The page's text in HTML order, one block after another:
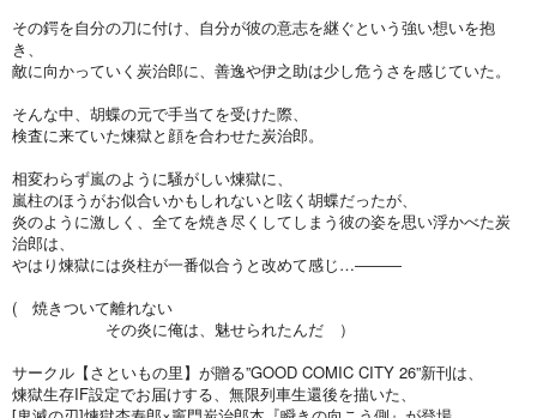
その鍔を自分の刀に付け、自分が彼の意志を継ぐという強い想いを抱
き、
敵に向かっていく炭治郎に、善逸や伊之助は少し危うさを感じていた。
そんな中、胡蝶の元で手当てを受けた際、
検査に来ていた煉獄と顔を合わせた炭治郎。
相変わらず嵐のように騒がしい煉獄に、
嵐柱のほうがお似合いかもしれないと呟く胡蝶だったが、
炎のように激しく、全てを焼き尽くしてしまう彼の姿を思い浮かべた炭
治郎は、
やはり煉獄には炎柱が一番似合うと改めて感じ…―――
( 焼きついて離れない
その炎に俺は、魅せられたんだ ）
サークル【さといもの里】が贈る”GOOD COMIC CITY 26”新刊は、
煉獄生存IF設定でお届けする、無限列車生還後を描いた、